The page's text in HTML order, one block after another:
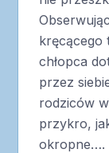
kręcącego
chłopca
przez
rodziców
przykro,
okropne….